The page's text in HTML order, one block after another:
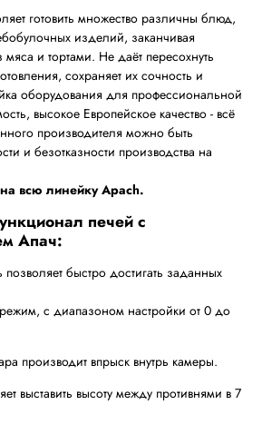
готовить множество различны блюд,
изделий, заканчивая
и тортами. Не даёт пересохнуть
сохраняет их сочность и
оборудования для профессиональной
высокое Европейское качество - всё
производителя можно быть
и безотказности производства на
всю линейку Apach.
печей с
Апач:
быстро достигать заданных
с диапазоном настройки от 0 до
производит впрыск внутрь камеры.
выставить высоту между противнями в 7